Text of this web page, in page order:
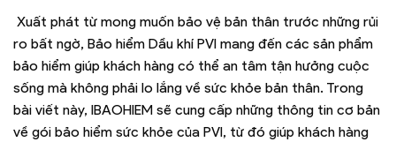
Xuất phát từ mong muốn bảo vệ bản thân trước những rủi
ro bất ngờ, Bảo hiểm Dầu khí PVI mang đến các sản phẩm
bảo hiểm giúp khách hàng có thể an tâm tận hưởng cuộc
sống mà không phải lo lắng về sức khỏe bản thân. Trong
bài viết này, IBAOHIEM sẽ cung cấp những thông tin cơ bản
về gói bảo hiểm sức khỏe của PVI, từ đó giúp khách hàng